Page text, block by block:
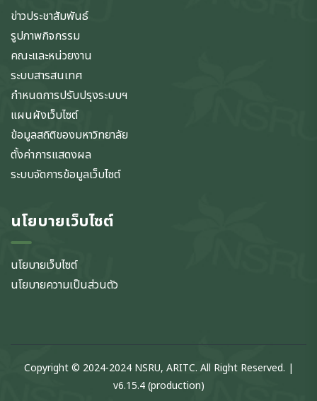
ข่าวประชาสัมพันธ์
รูปภาพกิจกรรม
คณะและหน่วยงาน
ระบบสารสนเทศ
กำหนดการปรับปรุงระบบฯ
แผนผังเว็บไซต์
ข้อมูลสถิติของมหาวิทยาลัย
ตั้งค่าการแสดงผล
ระบบจัดการข้อมูลเว็บไซต์
นโยบายเว็บไซต์
นโยบายเว็บไซต์
นโยบายความเป็นส่วนตัว
Copyright © 2024-2024 NSRU, ARITC. All Right Reserved. |
v6.15.4 (production)